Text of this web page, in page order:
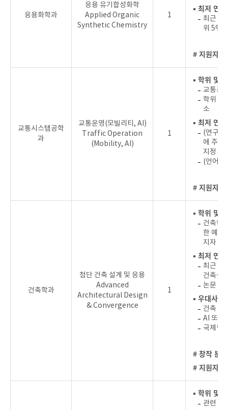
응용화학과
응용 유기합성화학
Applied Organic
Synthetic Chemistry
1
▪ 최저 연
최근 4
위 5%
# 지원자
교통시스템공학
과
교통운영(모빌리티, AI)
Traffic Operation
(Mobility, AI)
1
▪ 학위 및
교통공
학위 취
소
▪ 최저 연
(연구실
에 주저
지정 우
(언어)
# 지원자
건축학과
첨단 건축 설계 및 응용
Advanced
Architectural Design
& Convergence
1
▪ 학위 및
건축학
한 예정
지자
▪ 최저 연
최근 4
건축설
논문 실
▪ 우대사항
건축 및
AI 또는
국제협
# 창작 분
# 지원자
▪ 학위 및
관련 분